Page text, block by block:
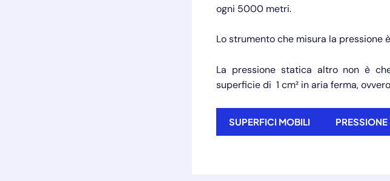
ogni 5000 metri.
Lo strumento che misura la pressione
La pressione statica altro non è
superficie di 1 cm² in aria ferma,
SUPERFICI MOBILI PRESSIONE